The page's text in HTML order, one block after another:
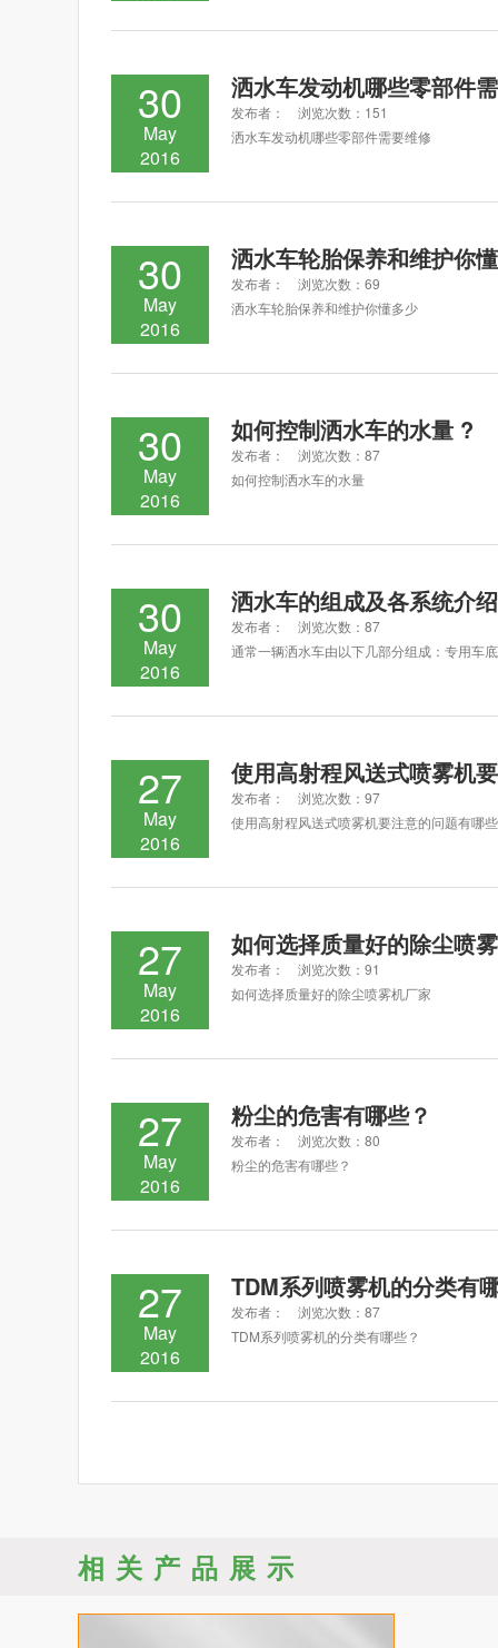
30
May
2016
洒水车发动机哪些零部件
发布者： 浏览次数：151
洒水车发动机哪些零部件需要维修
30
May
2016
洒水车轮胎保养和维护你
发布者： 浏览次数：69
洒水车轮胎保养和维护你懂多少
30
May
2016
如何控制洒水车的水量 ?
发布者： 浏览次数：87
如何控制洒水车的水量
30
May
2016
洒水车的组成及各系统介绍
发布者： 浏览次数：87
通常一辆洒水车由以下几部分组成：专用车
27
May
2016
使用高射程风送式喷雾机
发布者： 浏览次数：97
使用高射程风送式喷雾机要注意的问题有哪
27
May
2016
如何选择质量好的除尘喷
发布者： 浏览次数：91
如何选择质量好的除尘喷雾机厂家
27
May
2016
粉尘的危害有哪些？
发布者： 浏览次数：80
粉尘的危害有哪些？
27
May
2016
TDM系列喷雾机的分类有
发布者： 浏览次数：87
TDM系列喷雾机的分类有哪些？
相关产品展示